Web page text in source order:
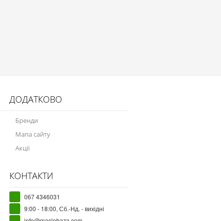
ДОДАТКОВО
Бренди
Мапа сайту
Акції
КОНТАКТИ
067 4346031
9:00 - 18:00, Сб.-Нд. - вихідні